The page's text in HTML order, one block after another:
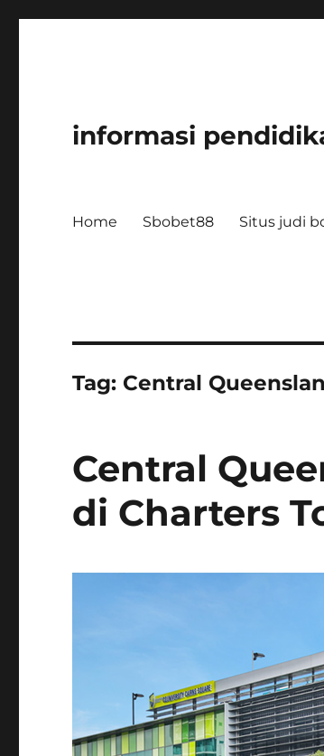
informasi
Home Sbobet88 Situs judi
Tag: Central
Central
di Charters